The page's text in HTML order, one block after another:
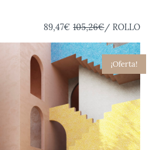
89,47€ 105,26€/ ROLLO
¡Oferta!